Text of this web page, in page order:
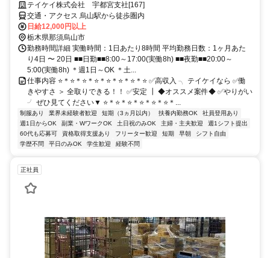
テイケイ株式会社 宇都宮支社[167]
交通・アクセス 烏山駅から徒歩圏内
日給12,000円以上
栃木県那須烏山市
勤務時間詳細 実働時間：1日あたり8時間 平均勤務日数：1ヶ月あた
り4日 〜 20日 ■■日勤■■8:00～17:00(実働8h) ■■夜勤■■20:00～
5:00(実働8h) ＊週1日～OK ＊土...
仕事内容 ⭐＊⭐＊⭐＊⭐＊⭐＊⭐＊⭐＊⭐ ✅高収入 ╮ テイケイなら ✅働
きやすさ ＞ 全取りできる！！ ✅安定 ┃ ◆オススメ案件◆ ✅やりがい
╯ ぜひ見てください▼ ⭐＊⭐＊⭐＊⭐＊⭐＊⭐＊...
制服あり 業界未経験者歓迎 短期（3ヵ月以内） 扶養内勤務OK
社員登用あり
週1日からOK
副業・WワークOK 土日祝のみOK 主婦・主夫歓迎
週1シフト提出
60代も応募可
資格取得支援あり フリーター歓迎 短期 早朝
シフト自由
学歴不問
平日のみOK 学生歓迎 経験不問
正社員